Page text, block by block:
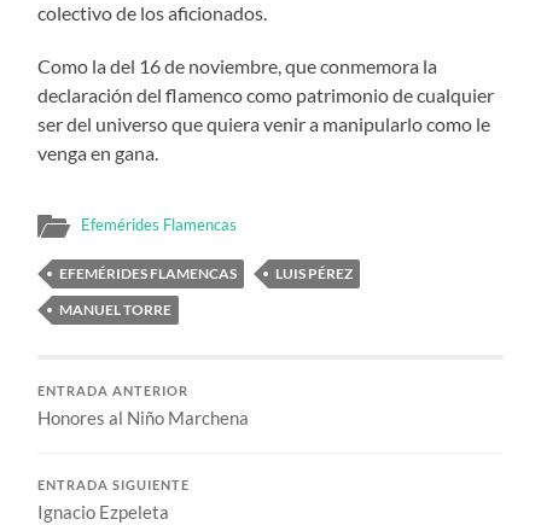
colectivo de los aficionados.
Como la del 16 de noviembre, que conmemora la
declaración del flamenco como patrimonio de cualquier
ser del universo que quiera venir a manipularlo como le
venga en gana.
Efemérides Flamencas
EFEMÉRIDES FLAMENCAS
LUIS PÉREZ
MANUEL TORRE
ENTRADA ANTERIOR
Honores al Niño Marchena
ENTRADA SIGUIENTE
Ignacio Ezpeleta